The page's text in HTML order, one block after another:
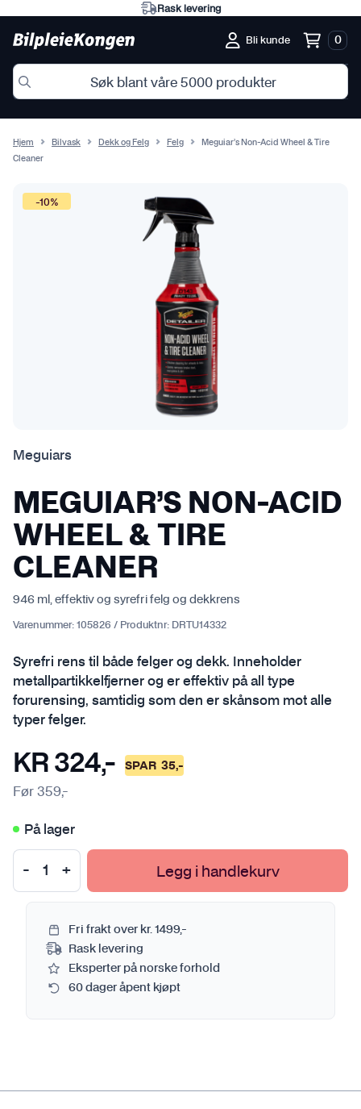
Rask levering
Bli kunde 0
Hjem Bilvask Dekk og Felg Felg
Meguiar’s Non-Acid Wheel & Tire
Cleaner
-10%
Meguiars
MEGUIAR’S NON-ACID
WHEEL & TIRE
CLEANER
946 ml, effektiv og syrefri felg og dekkrens
Varenummer: 105826 / Produktnr: DRTU14332
Syrefri rens til både felger og dekk. Inneholder
metallpartikkelfjerner og er effektiv på all type
forurensing, samtidig som den er skånsom mot alle
typer felger.
KR 324,- SPAR 35,-
Før359,-
På lager
Legg i handlekurv
Fri frakt over kr. 1499,-
Rask levering
Eksperter på norske forhold
60 dager åpent kjøpt